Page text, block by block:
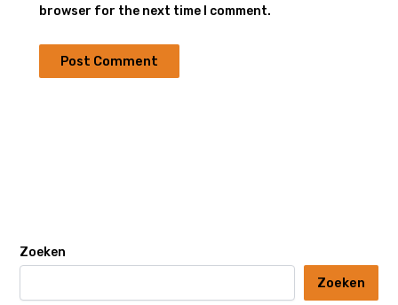
browser for the next time I comment.
Zoeken
Zoeken